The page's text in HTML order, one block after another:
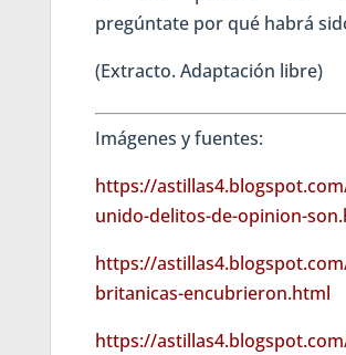
pregúntate por qué habrá
(Extracto. Adaptación libre)
Imágenes y fuentes:
https://
unido-delitos-de-opinion-
https://
britanicas-encubrieron.html
https://